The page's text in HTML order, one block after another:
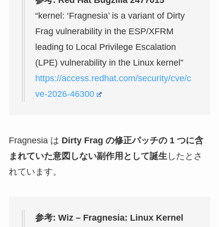
“kernel: ‘Fragnesia’ is a variant of Dirty
Frag vulnerability in the ESP/XFRM
leading to Local Privilege Escalation
(LPE) vulnerability in the Linux kernel”
https://access.redhat.com/security/cve/c
ve-2026-46300
Fragnesia は Dirty Frag の修正パッチの 1 つに含
まれていた意図しない副作用として誕生 したとさ
れています。
参考: Wiz – Fragnesia: Linux Kernel